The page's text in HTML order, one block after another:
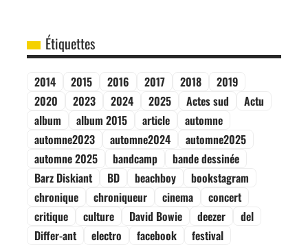
Étiquettes
2014 2015 2016 2017 2018
2019
2020
2023 2024 2025 Actes sud
Actu
album
album 2015 article
automne
automne2023
automne2024
automne2025
automne 2025
bandcamp
bande dessinée
Barz Diskiant
BD beachboy
bookstagram
chronique
chroniqueur cinema
concert
critique
culture David Bowie deezer
del
Differ-ant
electro facebook
festival